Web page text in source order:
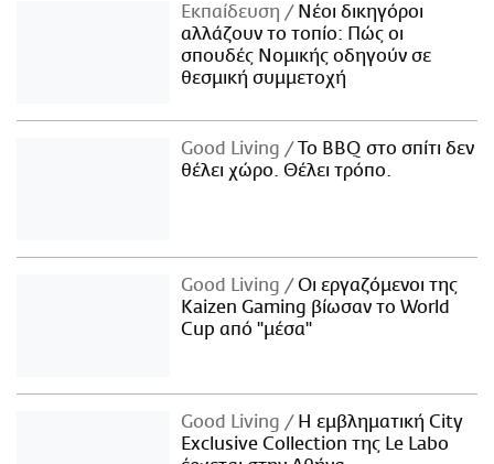
Εκπαίδευση
Νέοι δικηγόροι
αλλάζουν το τοπίο: Πώς οι
σπουδές Νομικής οδηγούν σε
θεσμική συμμετοχή
Good Living
Το BBQ στο σπίτι δεν
θέλει χώρο. Θέλει τρόπο.
Good Living
Οι εργαζόμενοι της
Kaizen Gaming βίωσαν το World
Cup από "μέσα"
Good Living
Η εμβληματική City
Exclusive Collection της Le Labo